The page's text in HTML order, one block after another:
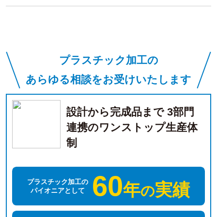
プラスチック加工の
あらゆる相談をお受けいたします
設計から完成品まで 3部門
連携のワンストップ生産体
制
プラスチック加工の
パイオニアとして
60年の実績